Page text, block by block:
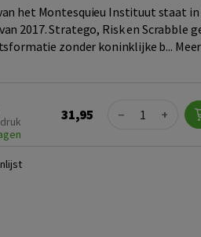
het Montesquieu Instituut staat
2017. Stratego, Risk en Scrabble
zonder koninklijke b... Meer
31,95 Quantity
− +